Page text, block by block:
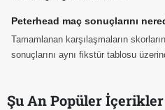
Peterhead maç sonuçlarını
Tamamlanan karşılaşmaların
sonuçlarını aynı fikstür tablosu
Şu An Popüler İçerikler